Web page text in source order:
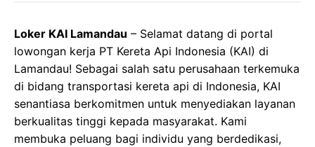
Loker KAI Lamandau – Selamat datang di portal
lowongan kerja PT Kereta Api Indonesia (KAI) di
Lamandau! Sebagai salah satu perusahaan terkemuka
di bidang transportasi kereta api di Indonesia, KAI
senantiasa berkomitmen untuk menyediakan layanan
berkualitas tinggi kepada masyarakat. Kami
membuka peluang bagi individu yang berdedikasi,